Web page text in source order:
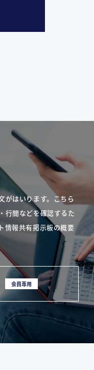
がはいります。こちら
行間などを確認するた
情報共有掲示板の概要
会員専用